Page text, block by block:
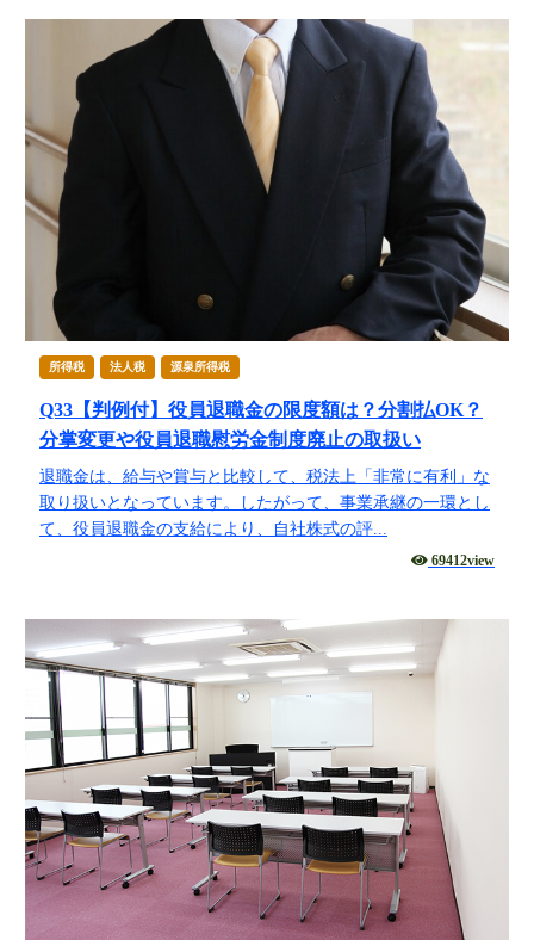
所得税 法人税 源泉所得税
Q33【判例付】役員退職金の限度額は？分割払OK？
分掌変更や役員退職慰労金制度廃止の取扱い
退職金は、給与や賞与と比較して、税法上「非常に有利」な
取り扱いとなっています。したがって、事業承継の一環とし
て、役員退職金の支給により、自社株式の評...
69412view